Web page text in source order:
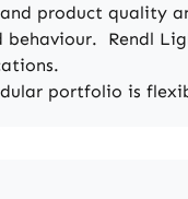
product quality
behaviour. Rendl
portfolio is